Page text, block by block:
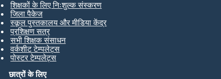
छात्रों के लिए
शिक्षकों के लिए निःशुल्क संस्करण
जिला पैकेज
स्कूल पुस्तकालय और मीडिया केंद्र
प्रशिक्षण सत्र
सभी शिक्षक संसाधन
वर्कशीट टेम्पलेट्स
पोस्टर टेम्पलेट्स